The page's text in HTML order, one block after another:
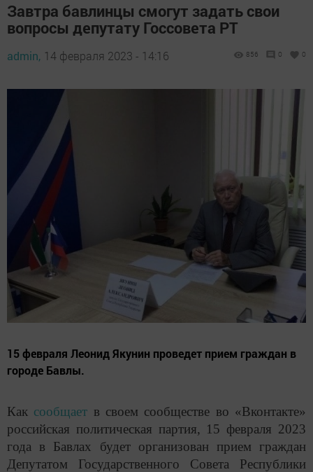
Завтра бавлинцы смогут задать свои
вопросы депутату Госсовета РТ
admin, 14 февраля 2023 - 14:16 856 0 0
15 февраля Леонид Якунин проведет прием граждан в
городе Бавлы.
Как сообщает в своем сообществе во «Вконтакте»
российская политическая партия, 15 февраля 2023
года в Бавлах будет организован прием граждан
Депутатом Государственного Совета Республики